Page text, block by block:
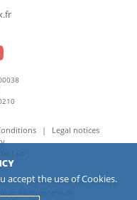
Legal notices
the right to modify the technical
accept the use of Cookies.